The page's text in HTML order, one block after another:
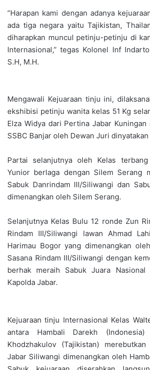
“Harapan kami dengan adanya
ada tiga negara yaitu Tajikistan,
diharapkan muncul petinju-petinju di
Internasional,” tegas Kolonel Inf
S.H, M.H.
Mengawali Kejuaraan tinju ini,
ekshibisi petinju wanita kelas 51 Kg
Elza Widya dari Pertina Jabar Kuningan
SSBC Banjar oleh Dewan Juri dinyatakan
Partai selanjutnya oleh Kelas
Yunior berlaga dengan Silem Serang
Sabuk Danrindam III/Siliwangi dan
dimenangkan oleh Silem Serang.
Selanjutnya Kelas Bulu 12 ronde Zun
Rindam III/Siliwangi lawan Ahmad
Harimau Bogor yang dimenangkan
Sasana Rindam III/Siliwangi dengan
berhak meraih Sabuk Juara Nasional
Kapolda Jabar.
Kejuaraan tinju Internasional Kelas
antara Hambali Darekh
Khodzhakulov (Tajikistan)
Jabar Siliwangi dimenangkan oleh